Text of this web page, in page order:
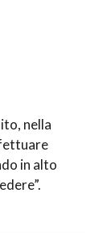
nella
in alto